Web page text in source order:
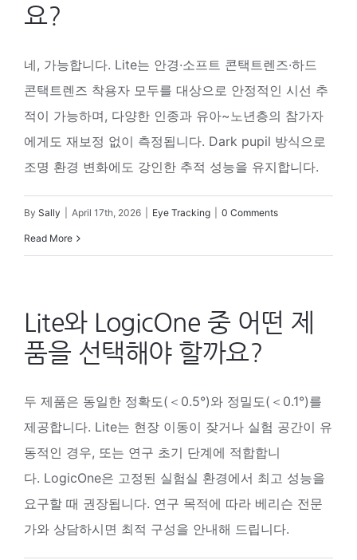
요?
네, 가능합니다. Lite는 안경·소프트 콘택트렌즈·하드
콘택트렌즈 착용자 모두를 대상으로 안정적인 시선 추
적이 가능하며, 다양한 인종과 유아~노년층의 참가자
에게도 재보정 없이 측정됩니다. Dark pupil 방식으로
조명 환경 변화에도 강인한 추적 성능을 유지합니다.
By Sally April 17th, 2026 Eye Tracking 0 Comments
Read More
Lite와 LogicOne 중 어떤 제
품을 선택해야 할까요?
두 제품은 동일한 정확도(＜0.5°)와 정밀도(＜0.1°)를
제공합니다. Lite는 현장 이동이 잦거나 실험 공간이 유
동적인 경우, 또는 연구 초기 단계에 적합합니
다. LogicOne은 고정된 실험실 환경에서 최고 성능을
요구할 때 권장됩니다. 연구 목적에 따라 베리슨 전문
가와 상담하시면 최적 구성을 안내해 드립니다.